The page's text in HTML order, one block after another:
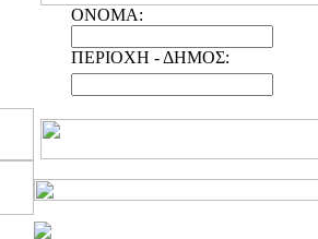
ONOMA:
ΠΕΡΙΟΧΗ - ΔΗΜΟΣ: